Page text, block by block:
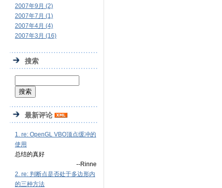
2007年9月 (2)
2007年7月 (1)
2007年4月 (4)
2007年3月 (16)
搜索
最新评论
1. re: OpenGL VBO顶点缓冲的
使用
总结的真好
--Rinne
2. re: 判断点是否处于多边形内
的三种方法